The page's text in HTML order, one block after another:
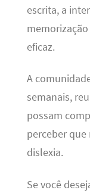
escrita, a
eficaz.
A
semanais,
possam
perceber
dislexia.
Se você